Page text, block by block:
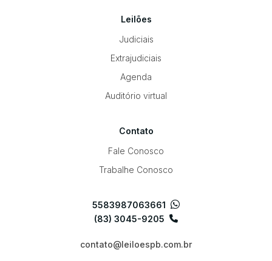
Leilões
Judiciais
Extrajudiciais
Agenda
Auditório virtual
Contato
Fale Conosco
Trabalhe Conosco
5583987063661
(83) 3045-9205
contato@leiloespb.com.br